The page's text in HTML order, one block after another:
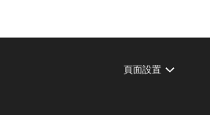
頁面設置